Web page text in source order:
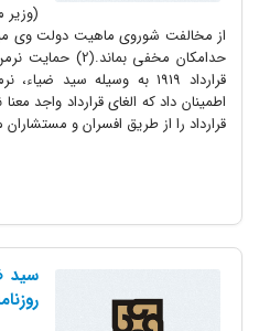
(وزیر
از مخالفت شوروی ماهیت دولت وی
حدامکان مخفی
قرارداد 1919 به وسیله سید
اطمینان داد که الغای قرارداد واجد
قرارداد را از طریق افسران و مستشاران
سید